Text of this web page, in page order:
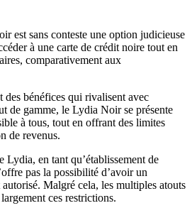
est sans conteste une option judicieuse
à une carte de crédit noire tout en
comparativement aux
des bénéfices qui rivalisent avec
de gamme, le Lydia Noir se présente
à tous, tout en offrant des limites
de revenus.
Lydia, en tant qu’établissement de
pas la possibilité d’avoir un
Malgré cela, les multiples atouts
ces restrictions.